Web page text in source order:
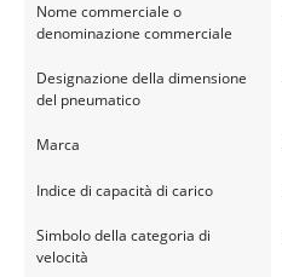
Nome commerciale o
denominazione commerciale
Designazione della dimensione
del pneumatico
Marca
Indice di capacità di carico
Simbolo della categoria di
velocità